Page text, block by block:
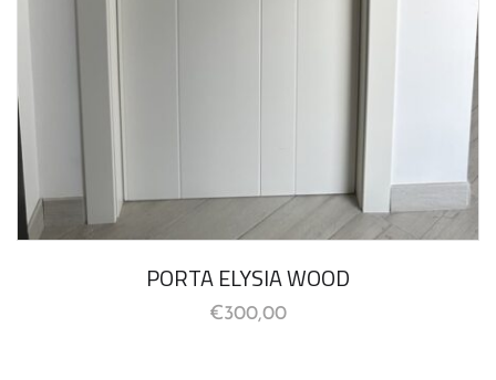
PORTA ELYSIA WOOD
€300,00